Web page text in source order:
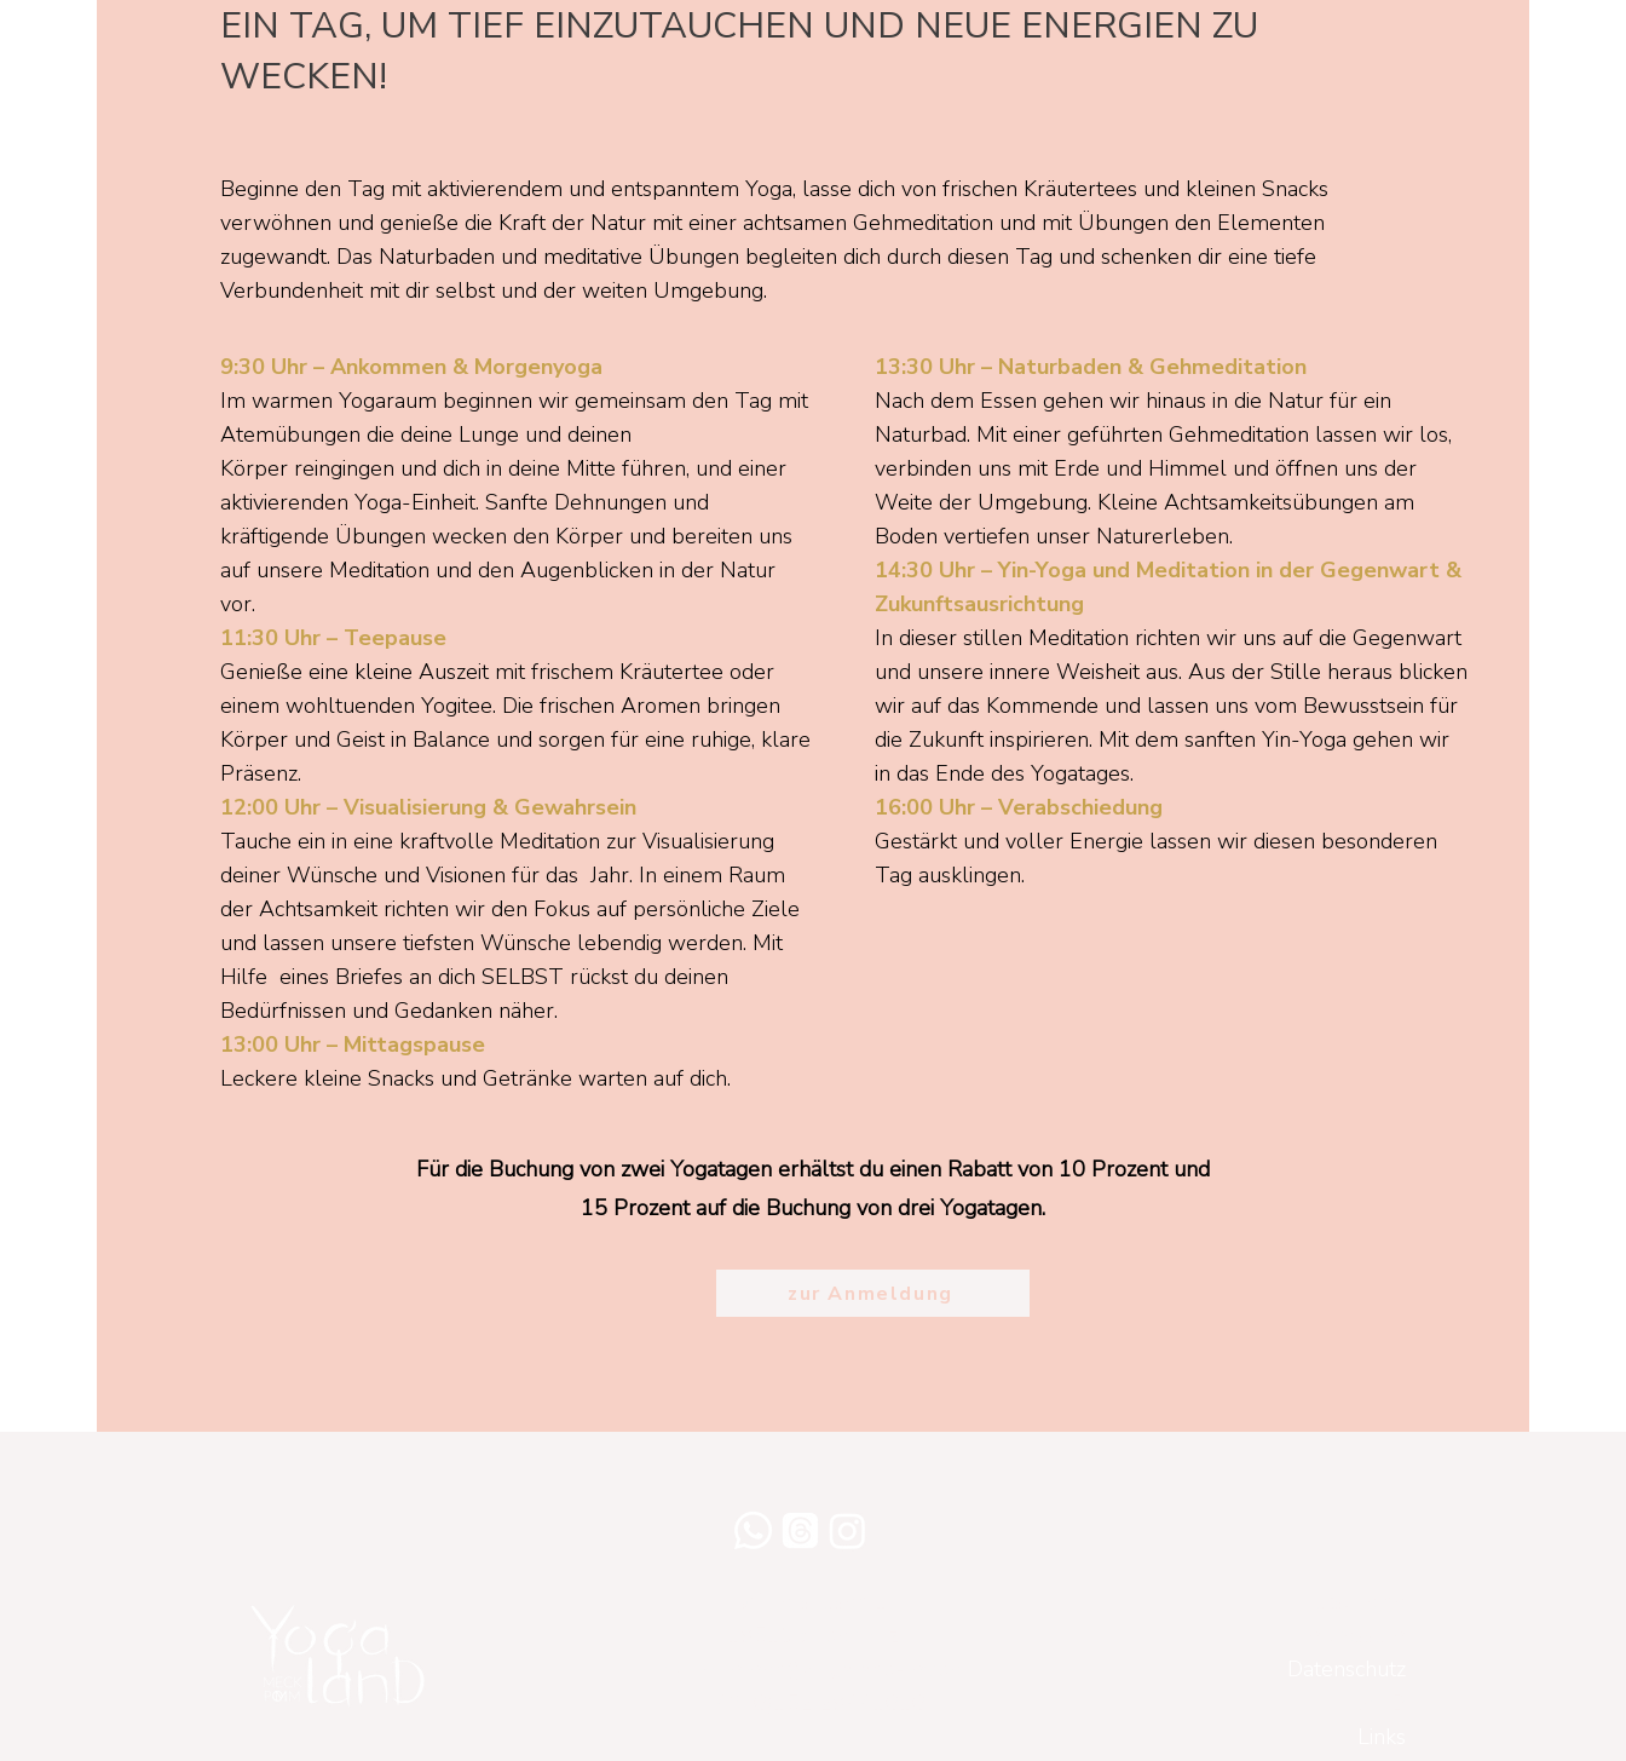
9:30 Uhr – Ankommen & Morgenyoga
Im warmen Yogaraum beginnen wir gemeinsam den Tag mit
Atemübungen die deine Lunge und deinen
Körper reingingen und dich in deine Mitte führen, und einer
aktivierenden Yoga-Einheit. Sanfte Dehnungen und
kräftigende Übungen wecken den Körper und bereiten uns
auf unsere Meditation und den Augenblicken in der Natur
vor.
11:30 Uhr – Teepause
Genieße eine kleine Auszeit mit frischem Kräutertee oder
einem wohltuenden Yogitee. Die frischen Aromen bringen
Körper und Geist in Balance und sorgen für eine ruhige, klare
Präsenz.
12:00 Uhr – Visualisierung & Gewahrsein
Tauche ein in eine kraftvolle Meditation zur Visualisierung
deiner Wünsche und Visionen für das Jahr. In einem Raum
der Achtsamkeit richten wir den Fokus auf persönliche Ziele
und lassen unsere tiefsten Wünsche lebendig werden. Mit
Hilfe eines Briefes an dich SELBST rückst du deinen
Bedürfnissen und Gedanken näher.
13:00 Uhr – Mittagspause
Leckere kleine Snacks und Getränke warten auf dich.
13:30 Uhr – Naturbaden & Gehmeditation
Nach dem Essen gehen wir hinaus in die Natur für ein
Naturbad. Mit einer geführten Gehmeditation lassen wir los,
verbinden uns mit Erde und Himmel und öffnen uns der
Weite der Umgebung. Kleine Achtsamkeitsübungen am
Boden vertiefen unser Naturerleben.
14:30 Uhr – Yin-Yoga und Meditation in der Gegenwart &
Zukunftsausrichtung
In dieser stillen Meditation richten wir uns auf die Gegenwart
und unsere innere Weisheit aus. Aus der Stille heraus blicken
wir auf das Kommende und lassen uns vom Bewusstsein für
die Zukunft inspirieren. Mit dem sanften Yin-Yoga gehen wir
in das Ende des Yogatages.
16:00 Uhr – Verabschiedung
Gestärkt und voller Energie lassen wir diesen besonderen
Tag ausklingen.
EIN TAG, UM TIEF EINZUTAUCHEN UND NEUE ENERGIEN ZU
WECKEN!
Beginne den Tag mit aktivierendem und entspanntem Yoga, lasse dich von frischen Kräutertees und kleinen Snacks
verwöhnen und genieße die Kraft der Natur mit einer achtsamen Gehmeditation und mit Übungen den Elementen
zugewandt. Das Naturbaden und meditative Übungen begleiten dich durch diesen Tag und schenken dir eine tiefe
Verbundenheit mit dir selbst und der weiten Umgebung.
zur Anmeldung
Für die Buchung von zwei Yogatagen erhältst du einen Rabatt von 10 Prozent und
15 Prozent auf die Buchung von drei Yogatagen.